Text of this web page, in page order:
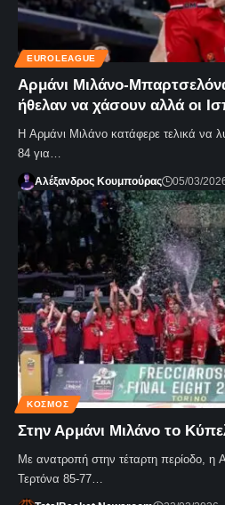
EUROLEAGUE
Αρμάνι Μιλάνο-
ήθελαν να χάσουν αλλά οι
Η Αρμάνι Μιλάνο κατάφερε τελικά να
84 για…
Αλέξανδρος Κουμπούρας 05/03/
ΚΌΣΜΟΣ
Στην Αρμάνι Μιλάνο το
Με ανατροπή στην τέταρτη περίοδο, η
Τερτόνα 85-77…